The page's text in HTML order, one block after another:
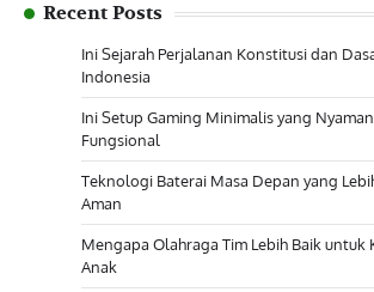
Recent Posts
Ini Sejarah Perjalanan Konstitusi dan
Indonesia
Ini Setup Gaming Minimalis yang
Fungsional
Teknologi Baterai Masa Depan yang
Aman
Mengapa Olahraga Tim Lebih Baik untuk
Anak